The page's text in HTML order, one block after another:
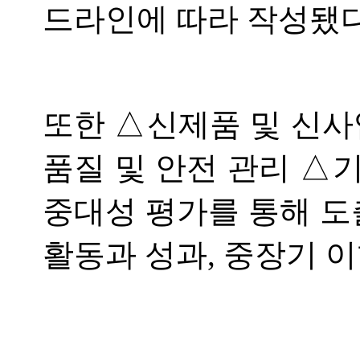
드라인에 따라 작성됐
또한 △신제품 및 신
품질 및 안전 관리 △
중대성 평가를 통해
활동과 성과, 중장기